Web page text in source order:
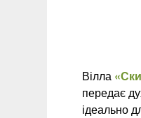
Вілла
передає
ідеально